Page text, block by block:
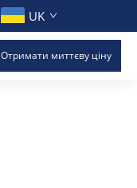
UK
Отримати миттєву ціну